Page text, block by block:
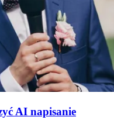
AI napisanie